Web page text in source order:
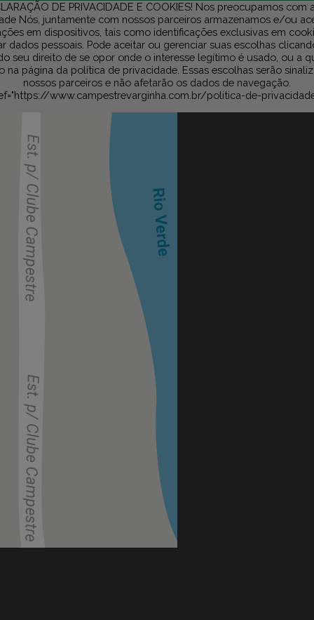
DE PRIVACIDADE E COOKIES! Nos preocupamos com
Nós, juntamente com nossos parceiros armazenamos e/ou
em dispositivos, tais como identificações exclusivas em
dados pessoais. Pode aceitar ou gerenciar suas escolhas
seu direito de se opor onde o interesse legítimo é usado, ou a
na página da política de privacidade. Essas escolhas serão
nossos parceiros e não afetarão os dados de navegação.
www.campestrevarginha.com.br/politica-de-